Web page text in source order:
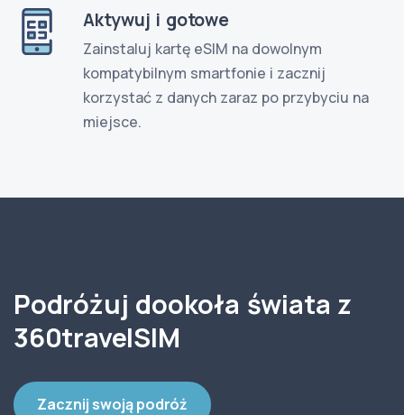
Aktywuj i gotowe
Zainstaluj kartę eSIM na dowolnym
kompatybilnym smartfonie i zacznij
korzystać z danych zaraz po przybyciu na
miejsce.
Podróżuj dookoła świata z
360travelSIM
Zacznij swoją podróż